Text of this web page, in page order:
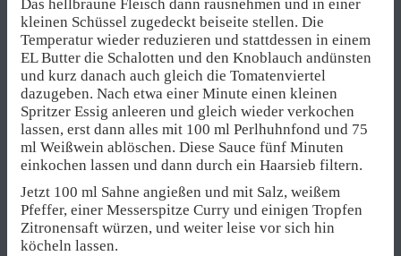
Das hellbraune Fleisch dann rausnehmen und in einer
kleinen Schüssel zugedeckt beiseite stellen. Die
Temperatur wieder reduzieren und stattdessen in einem
EL Butter die Schalotten und den Knoblauch andünsten
und kurz danach auch gleich die Tomatenviertel
dazugeben. Nach etwa einer Minute einen kleinen
Spritzer Essig anleeren und gleich wieder verkochen
lassen, erst dann alles mit 100 ml Perlhuhnfond und 75
ml Weißwein ablöschen. Diese Sauce fünf Minuten
einkochen lassen und dann durch ein Haarsieb filtern.
Jetzt 100 ml Sahne angießen und mit Salz, weißem
Pfeffer, einer Messerspitze Curry und einigen Tropfen
Zitronensaft würzen, und weiter leise vor sich hin
köcheln lassen.